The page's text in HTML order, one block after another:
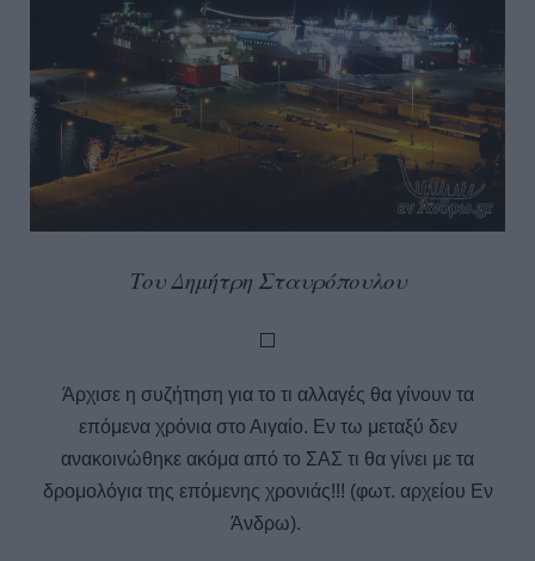
Του Δημήτρη Σταυρόπουλου
Άρχισε η συζήτηση για το τι αλλαγές θα γίνουν τα
επόμενα χρόνια στο Αιγαίο. Εν τω μεταξύ δεν
ανακοινώθηκε ακόμα από το ΣΑΣ τι θα γίνει με τα
δρομολόγια της επόμενης χρονιάς!!! (φωτ. αρχείου Εν
Άνδρω).